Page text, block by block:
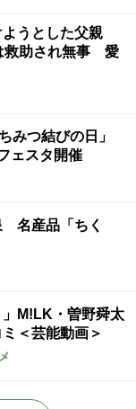
うとした父親
救助され無事 愛
みつ結びの日」
ェスタ開催
名産品「ちく
」M!LK・曽野舜太
＜芸能動画＞